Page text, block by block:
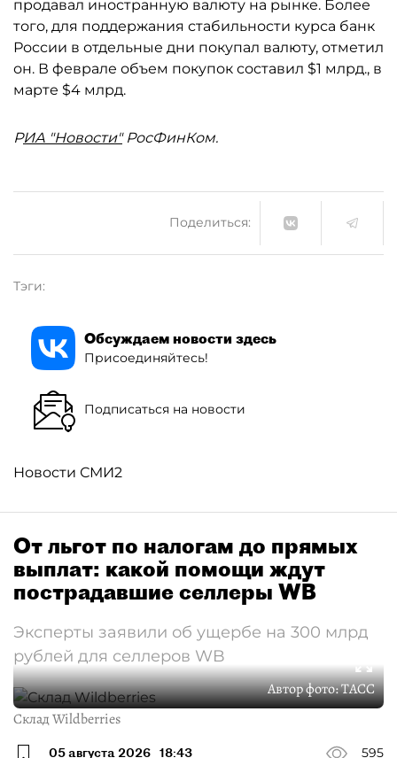
продавал иностранную валюту на рынке. Более
того, для поддержания стабильности курса банк
России в отдельные дни покупал валюту, отметил
он. В феврале объем покупок составил $1 млрд., в
марте $4 млрд.
РИА "Новости"РосФинКом.
Поделиться:
Тэги:
Обсуждаем новости здесь
Присоединяйтесь!
Подписаться на новости
Новости СМИ2
От льгот по налогам до прямых
выплат: какой помощи ждут
пострадавшие селлеры WB
Эксперты заявили об ущербе на 300 млрд
рублей для селлеров WB
Автор фото:ТАСС
Склад Wildberries
05 августа 2026 18:43
595